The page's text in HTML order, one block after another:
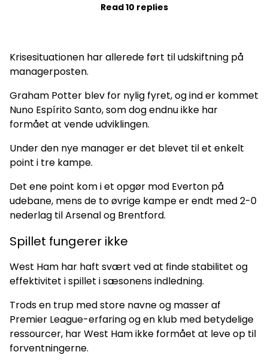
Read 10 replies
Krisesituationen har allerede ført til udskiftning på
managerposten.
Graham Potter blev for nylig fyret, og ind er kommet
Nuno Espírito Santo, som dog endnu ikke har
formået at vende udviklingen.
Under den nye manager er det blevet til et enkelt
point i tre kampe.
Det ene point kom i et opgør mod Everton på
udebane, mens de to øvrige kampe er endt med 2-0
nederlag til Arsenal og Brentford.
Spillet fungerer ikke
West Ham har haft svært ved at finde stabilitet og
effektivitet i spillet i sæsonens indledning.
Trods en trup med store navne og masser af
Premier League-erfaring og en klub med betydelige
ressourcer, har West Ham ikke formået at leve op til
forventningerne.